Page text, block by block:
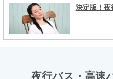
決定版！夜
夜行バス・高速